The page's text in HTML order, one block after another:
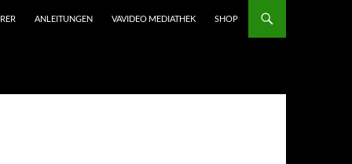
ANLEITUNGEN VAVIDEO MEDIATHEK SHOP